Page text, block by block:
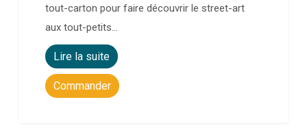
tout-carton pour faire découvrir le street-art
aux tout-petits…
Lire la suite
Commander